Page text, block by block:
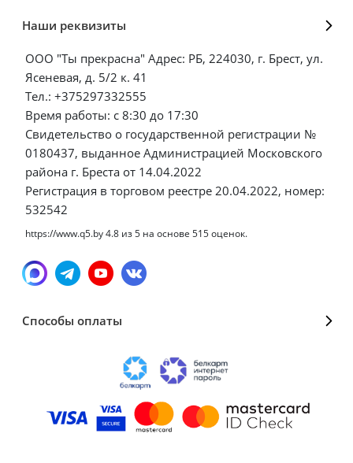
Наши реквизиты
ООО "Ты прекрасна" Адрес: РБ, 224030, г. Брест, ул.
Ясеневая, д. 5/2 к. 41
Тел.: +375297332555
Время работы: с 8:30 до 17:30
Свидетельство о государственной регистрации №
0180437, выданное Администрацией Московского
района г. Бреста от 14.04.2022
Регистрация в торговом реестре 20.04.2022, номер:
532542
https://www.q5.by4.8 из5 на основе 515оценок.
Способы оплаты